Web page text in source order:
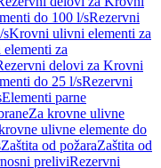
do 100 l/sRezervni
sKrovni ulivni elementi za
za
delovi za Krovni
do 25 l/sRezervni
Elementi parne
Za krovne ulivne
ulivne elemente do
Zaštita od požaraZaštita od
preliviRezervni